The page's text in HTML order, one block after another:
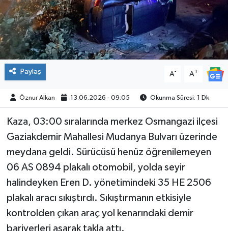
Paylaş A- A+
Öznur Alkan 13.06.2026 - 09:05 Okunma Süresi: 1 Dk
Kaza, 03:00 sıralarında merkez Osmangazi ilçesi
Gaziakdemir Mahallesi Mudanya Bulvarı üzerinde
meydana geldi. Sürücüsü henüz öğrenilemeyen
06 AS 0894 plakalı otomobil, yolda seyir
halindeyken Eren D. yönetimindeki 35 HE 2506
plakalı aracı sıkıştırdı. Sıkıştırmanın etkisiyle
kontrolden çıkan araç yol kenarındaki demir
bariyerleri aşarak takla attı.